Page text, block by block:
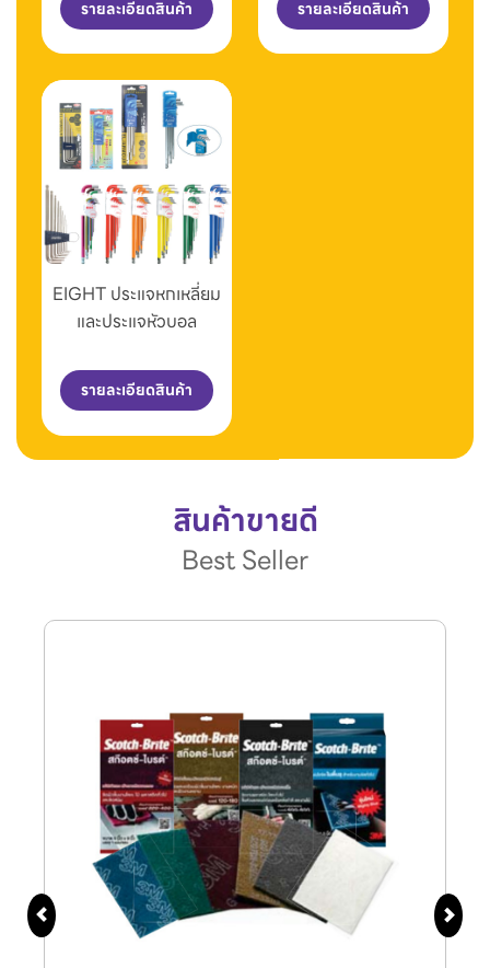
รายละเอียดสินค้า รายละเอียดสินค้า
EIGHT ประแจหกเหลี่ยม
และประแจหัวบอล
รายละเอียดสินค้า
สินค้าขายดี
Best Seller